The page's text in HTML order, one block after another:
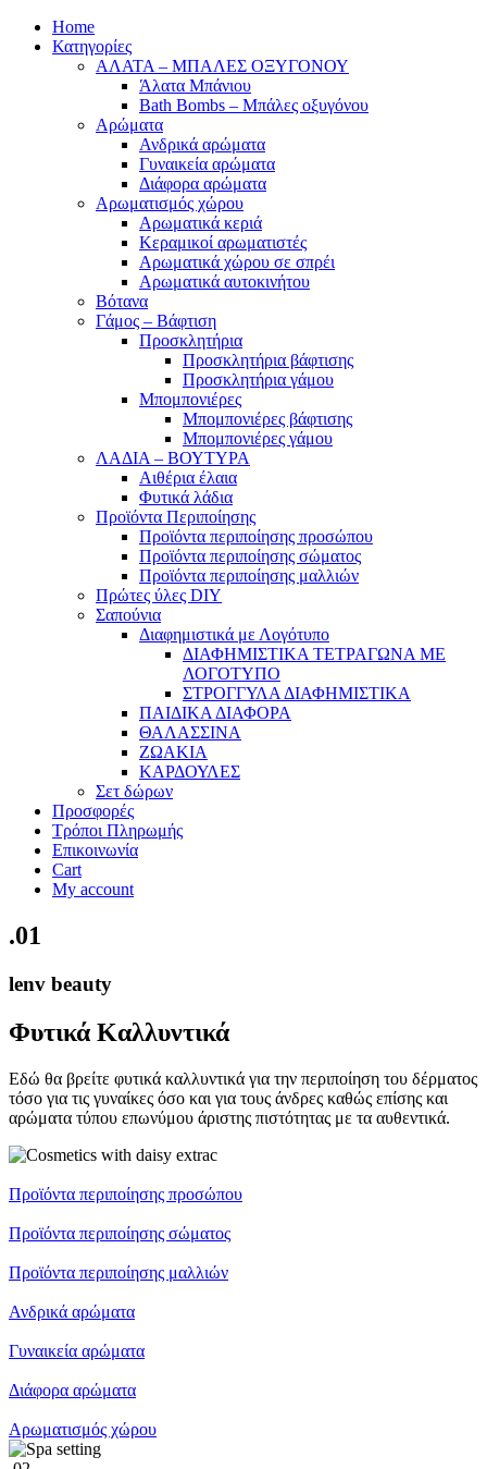
Home
Κατηγορίες
ΑΛΑΤΑ – ΜΠΑΛΕΣ ΟΞΥΓΟΝΟΥ
Άλατα Μπάνιου
Bath Bombs – Μπάλες οξυγόνου
Αρώματα
Ανδρικά αρώματα
Γυναικεία αρώματα
Διάφορα αρώματα
Αρωματισμός χώρου
Αρωματικά κεριά
Kεραμικοί αρωματιστές
Αρωματικά χώρου σε σπρέι
Aρωματικά αυτοκινήτου
Βότανα
Γάμος – Βάφτιση
Προσκλητήρια
Προσκλητήρια βάφτισης
Προσκλητήρια γάμου
Μπομπονιέρες
Μπομπονιέρες βάφτισης
Μπομπονιέρες γάμου
ΛΑΔΙΑ – ΒΟΥΤΥΡΑ
Αιθέρια έλαια
Φυτικά λάδια
Προϊόντα Περιποίησης
Προϊόντα περιποίησης προσώπου
Προϊόντα περιποίησης σώματος
Προϊόντα περιποίησης μαλλιών
Πρώτες ύλες DIY
Σαπούνια
Διαφημιστικά με Λογότυπο
ΔΙΑΦΗΜΙΣΤΙΚΑ ΤΕΤΡΑΓΩΝΑ ΜΕ
ΛΟΓΟΤΥΠΟ
ΣΤΡΟΓΓΥΛΑ ΔΙΑΦΗΜΙΣΤΙΚΑ
ΠΑΙΔΙΚΑ ΔΙΑΦΟΡΑ
ΘΑΛΑΣΣΙΝΑ
ΖΩΑΚΙΑ
ΚΑΡΔΟΥΛΕΣ
Σετ δώρων
Προσφορές
Τρόποι Πληρωμής
Επικοινωνία
Cart
My account
.01
lenv beauty
Φυτικά Καλλυντικά
Εδώ θα βρείτε φυτικά καλλυντικά για την περιποίηση του δέρματος
τόσο για τις γυναίκες όσο και για τους άνδρες καθώς επίσης και
αρώματα τύπου επωνύμου άριστης πιστότητας με τα αυθεντικά.
Προϊόντα περιποίησης προσώπου
Προϊόντα περιποίησης σώματος
Προϊόντα περιποίησης μαλλιών
Ανδρικά αρώματα
Γυναικεία αρώματα
Διάφορα αρώματα
Αρωματισμός χώρου